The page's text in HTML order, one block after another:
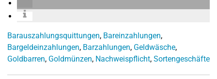
Barauszahlungsquittungen, Bareinzahlungen,
Bargeldeinzahlungen, Barzahlungen, Geldwäsche,
Goldbarren, Goldmünzen, Nachweispflicht, Sortengeschäfte